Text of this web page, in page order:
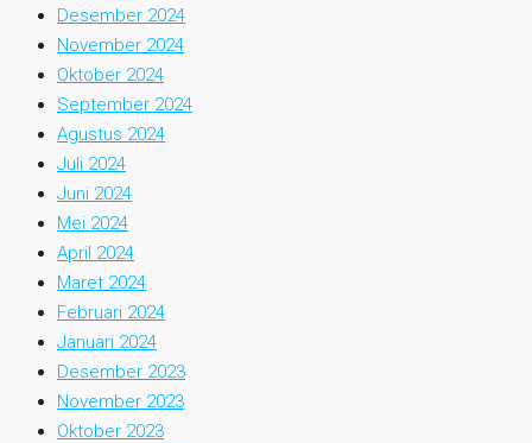
Desember 2024
November 2024
Oktober 2024
September 2024
Agustus 2024
Juli 2024
Juni 2024
Mei 2024
April 2024
Maret 2024
Februari 2024
Januari 2024
Desember 2023
November 2023
Oktober 2023